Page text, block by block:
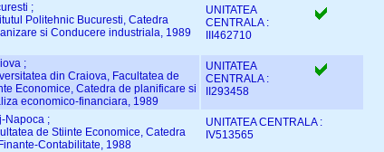
;
Politehnic Bucuresti, Catedra
si Conducere industriala, 1989
UNITATEA
CENTRALA :
III462710
;
din Craiova, Facultatea de
Economice, Catedra de planificare si
economico-financiara, 1989
UNITATEA
CENTRALA :
II293458
Napoca ;
de Stiinte Economice, Catedra
Contabilitate, 1988
UNITATEA CENTRALA :
IV513565